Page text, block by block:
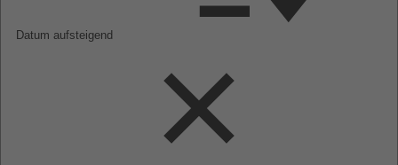
Datum aufsteigend